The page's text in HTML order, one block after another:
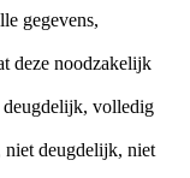
gegevens,
deze noodzakelijk
deugdelijk, volledig
niet deugdelijk, niet